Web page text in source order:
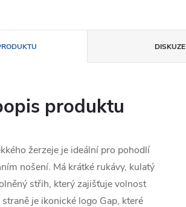
DISKUZE
produktu
žerzeje je ideální pro pohodlí
nošení. Má krátké rukávy, kulatý
střih, který zajišťuje volnost
je ikonické logo Gap, které